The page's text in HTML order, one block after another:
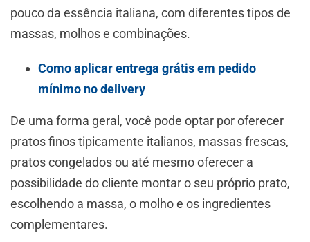
pouco da essência italiana, com diferentes tipos de
massas, molhos e combinações.
Como aplicar entrega grátis em pedido
mínimo no delivery
De uma forma geral, você pode optar por oferecer
pratos finos tipicamente italianos, massas frescas,
pratos congelados ou até mesmo oferecer a
possibilidade do cliente montar o seu próprio prato,
escolhendo a massa, o molho e os ingredientes
complementares.